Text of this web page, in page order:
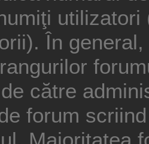
În
către
forum